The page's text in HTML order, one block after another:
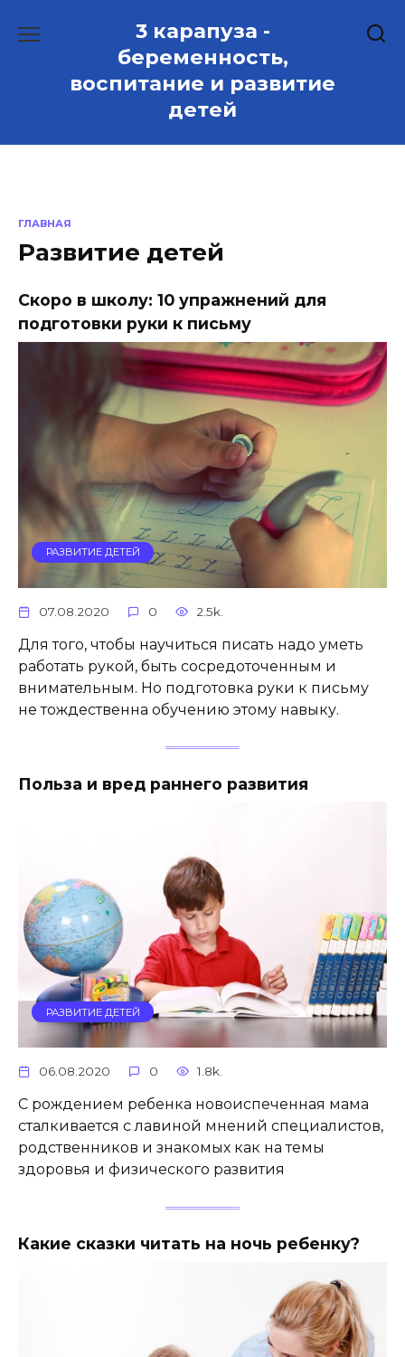
3 карапуза -
беременность,
воспитание и развитие
детей
ГЛАВНАЯ
Развитие детей
Скоро в школу: 10 упражнений для
подготовки руки к письму
РАЗВИТИЕ ДЕТЕЙ
07.08.2020 0 2.5k.
Для того, чтобы научиться писать надо уметь
работать рукой, быть сосредоточенным и
внимательным. Но подготовка руки к письму
не тождественна обучению этому навыку.
Польза и вред раннего развития
РАЗВИТИЕ ДЕТЕЙ
06.08.2020 0 1.8k.
С рождением ребенка новоиспеченная мама
сталкивается с лавиной мнений специалистов,
родственников и знакомых как на темы
здоровья и физического развития
Какие сказки читать на ночь ребенку?